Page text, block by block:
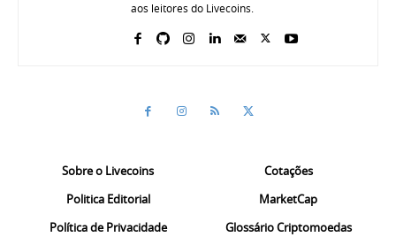
aos leitores do Livecoins.
Sobre o Livecoins
Politica Editorial
Política de Privacidade
Cotações
MarketCap
Glossário Criptomoedas